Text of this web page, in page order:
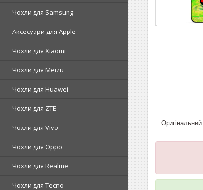
Чохли для Samsung
Аксесуари для Apple
Чохли для Xiaomi
Чохли для Meizu
Чохли для Huawei
Чохли для ZTE
Чохли для Vivo
Чохли для Oppo
Чохли для Realme
Чохли для Tecno
Оригінальний